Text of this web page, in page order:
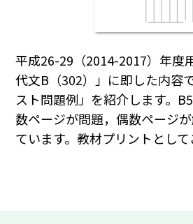
平成26-29（2014-2017）年度
代文B（302）」に即した内容
スト問題例」を紹介します。
数ページが問題，偶数ページ
ています。教材プリントとして